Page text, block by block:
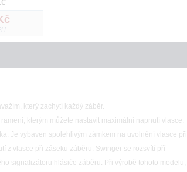
který zachytí každý záběr.
kterým můžete nastavit maximální napnutí vlasce.
Je vybaven spolehlivým zámkem na uvolnění vlasce při
z vlasce při záseku záběru. Swinger se rozsvítí pří
signalizátoru hlásiče záběru. Při výrobě tohoto modelu,